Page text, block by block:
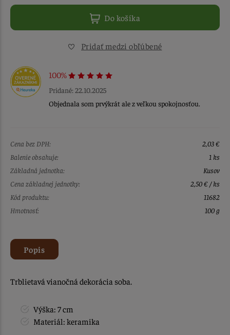
Do košíka
Pridať medzi obľúbené
100%
Pridané: 22.10.2025
Objednala som prvýkrát ale z veľkou spokojnosťou.
Cena bez DPH:
2,03 €
Balenie obsahuje:
1 ks
Základná jednotka:
Kusov
Cena základnej jednotky:
2,50 € / ks
Kód produktu:
11682
Hmotnosť:
100 g
Popis
Trblietavá vianočná dekorácia soba.
Výška: 7 cm
Materiál: keramika